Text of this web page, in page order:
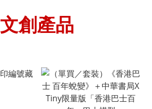
文創產品